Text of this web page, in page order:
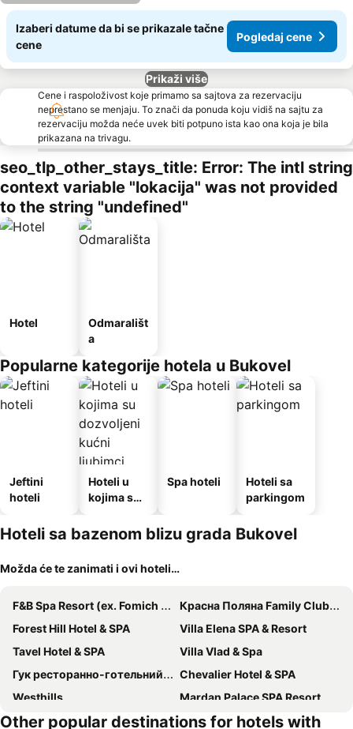
Izaberi datume da bi se prikazale tačne
cene
Pogledaj cene
Prikaži više
Cene i raspoloživost koje primamo sa sajtova za rezervaciju
neprestano se menjaju. To znači da ponuda koju vidiš na sajtu za
rezervaciju možda neće uvek biti potpuno ista kao ona koja je bila
prikazana na trivagu.
seo_tlp_other_stays_title: Error: The intl string
context variable "lokacija" was not provided
to the string "undefined"
Hotel
Odmarališt
a
Popularne kategorije hotela u Bukovel
Jeftini
hoteli
Hoteli u
kojima su
kućni
ljubimci
Spa hoteli
Hoteli sa
parkingom
Hoteli sa bazenom blizu grada Bukovel
Možda će te zanimati i ovi hoteli…
F&B Spa Resort (ex. Fomich Hotel)
Красна Поляна Family Club Resorts
Forest Hill Hotel & SPA
Villa Elena SPA & Resort
Tavel Hotel & SPA
Villa Vlad & Spa
Гук ресторанно-готельний комплекс
Chevalier Hotel & SPA
Westhills
Mardan Palace SPA Resort
SPA Resort HeRICH
Bukville Hotel & SPA
Other popular destinations for hotels with